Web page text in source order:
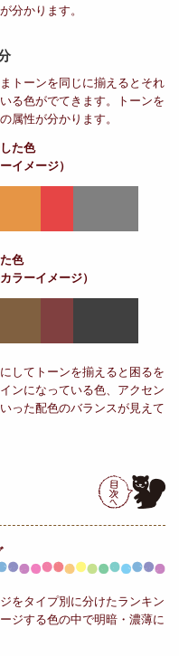
分かります。
トーンを同じに揃えるとそれ
る色がでてきます。トーンを
属性が分かります。
た色
イメージ）
色
ラーイメージ）
してトーンを揃えると困るを
ンになっている色、アクセン
った配色のバランスが見えて
をタイプ別に分けたランキン
ジする色の中で明暗・濃薄に